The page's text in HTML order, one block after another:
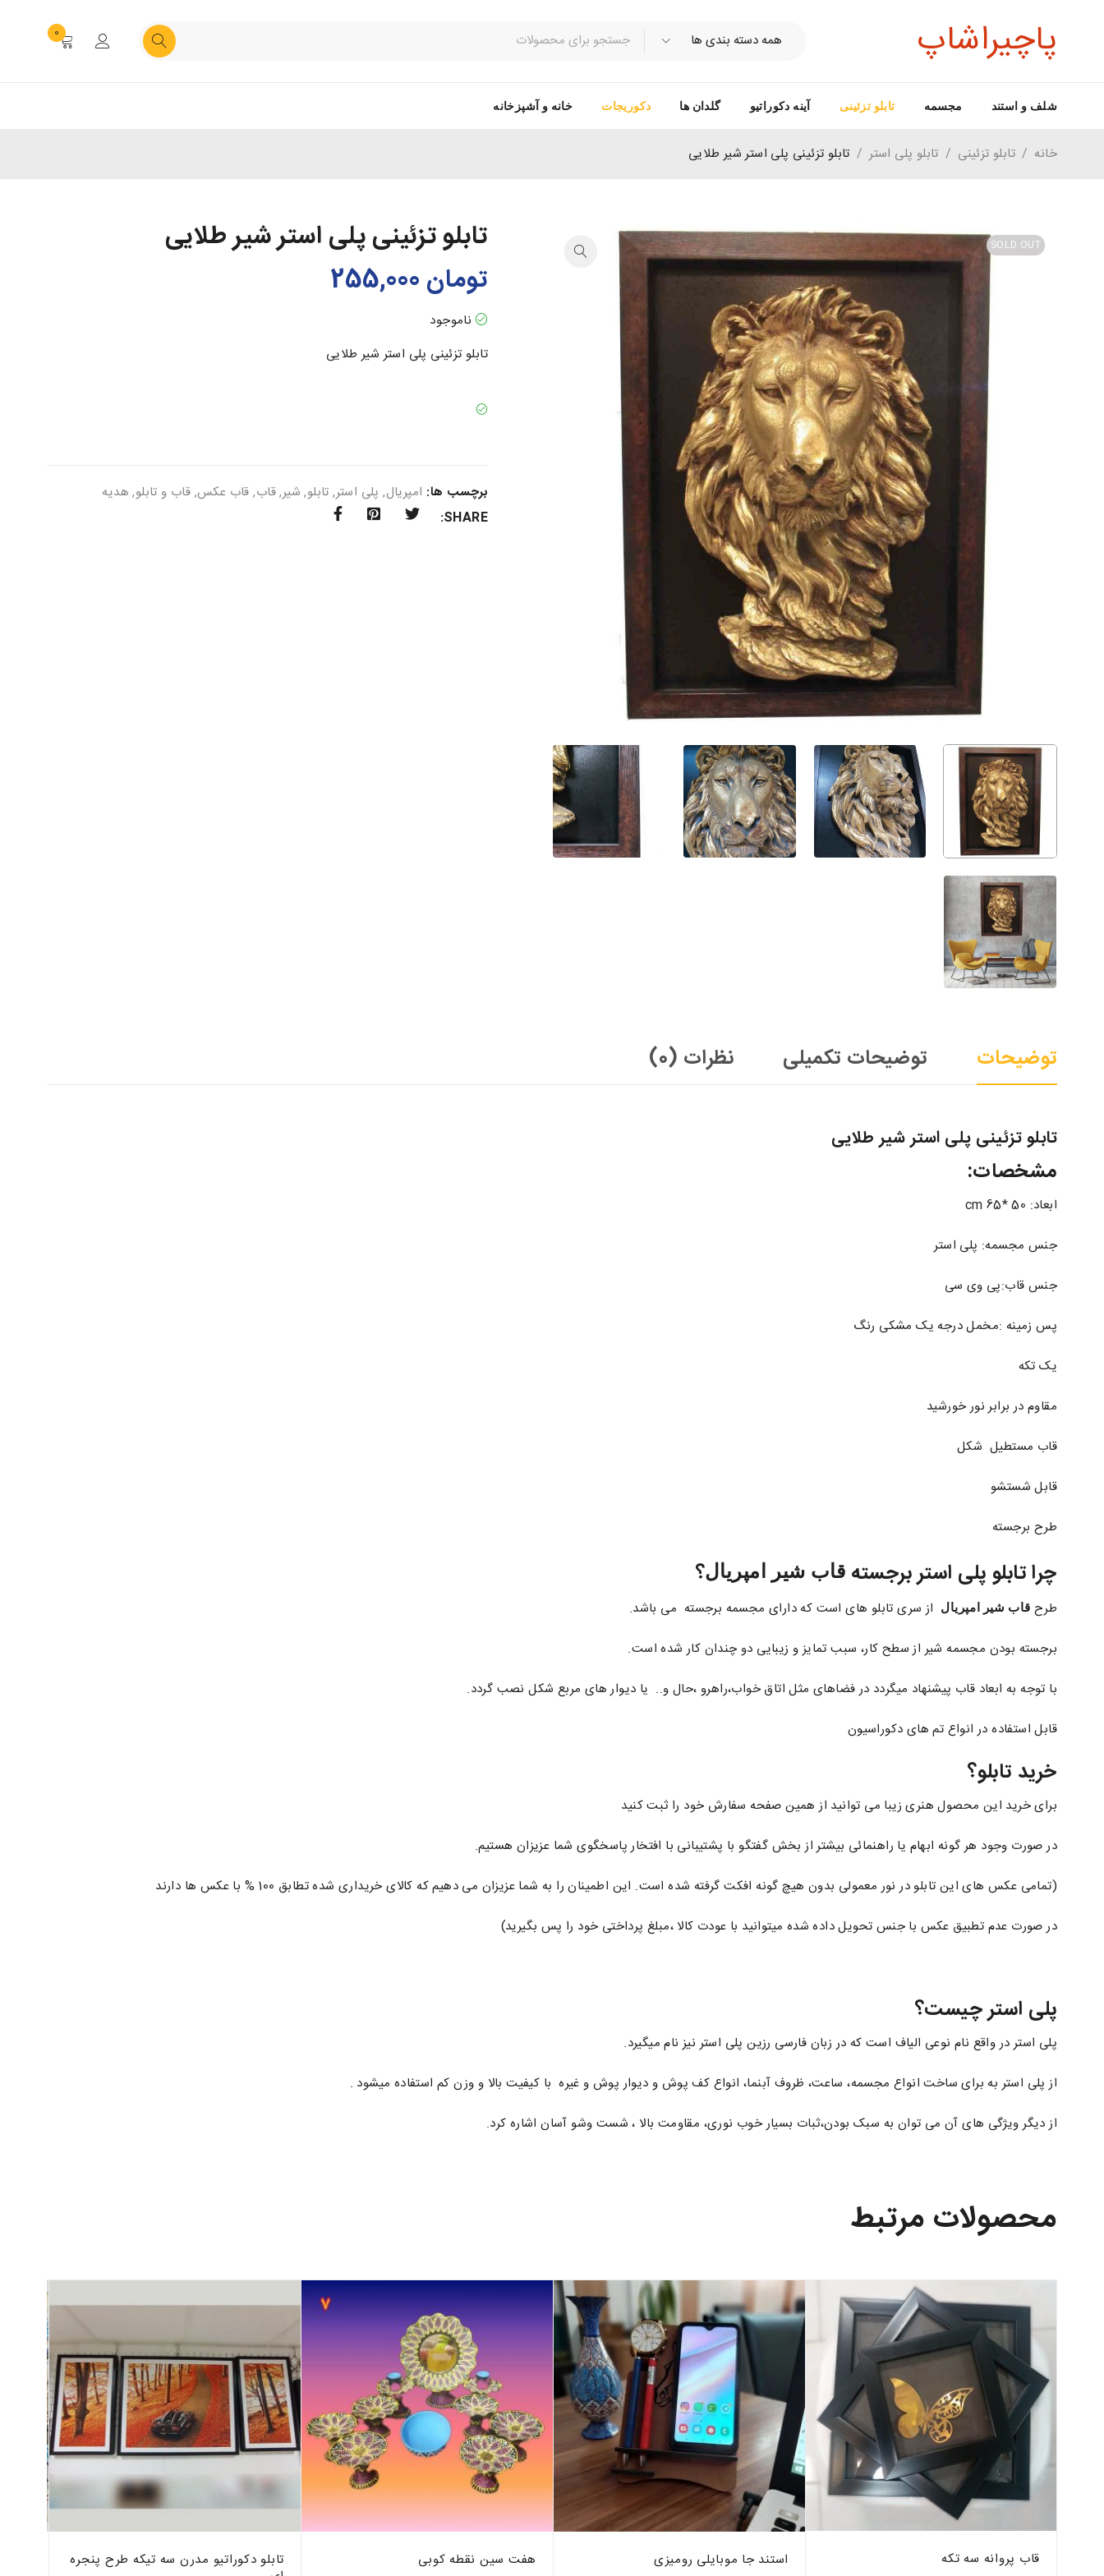
پاچیراشاپ 0
شلف و استند مجسمه تابلو تزئینی آینه دکوراتیو گلدان ها دکوریجات خانه و آشپزخانه
خانه / تابلو تزئینی / تابلو پلی استر / تابلو تزئینی پلی استر شیر طلایی
SOLD OUT
تابلو تزئینی پلی استر شیر طلایی
تومان
ناموجود
تابلو تزئینی پلی استر شیر طلایی
برچسب ها: امپریال, پلی استر, تابلو, شیر,قاب, قاب عکس, قاب و تابلو, هدیه
SHARE:
توضیحات توضیحات تکمیلی نظرات (0)
تابلو تزئینی پلی استر شیر طلایی
مشخصات:
ابعاد: 50 *65 cm
جنس مجسمه: پلی استر
جنس قاب:پی وی سی
پس زمینه :مخمل درجه یک مشکی رنگ
یک تکه
مقاوم در برابر نور خورشید
قاب مستطیل شکل
قابل شستشو
طرح برجسته
چرا تابلو پلی استر برجسته قاب شیر امپریال؟
طرح قاب شیر امپریال از سری تابلو های است که دارای مجسمه برجسته می باشد.
برجسته بودن مجسمه شیر از سطح کار، سبب تمایز و زیبایی دو چندان کار شده است.
با توجه به ابعاد قاب پیشنهاد میگردد در فضاهای مثل اتاق خواب،راهرو ،حال و.. یا دیوار های مربع شکل نصب گردد.
قابل استفاده در انواع تم های دکوراسیون
خرید تابلو؟
برای خرید این محصول هنری زیبا می توانید از همین صفحه سفارش خود را ثبت کنید
در صورت وجود هر گونه ابهام یا راهنمائی بیشتر از بخش گفتگو با پشتیبانی با افتخار پاسخگوی شما عزیزان هستیم.
(تمامی عکس های این تابلو در نور معمولی بدون هیچ گونه افکت گرفته شده است. این اطمینان را به شما عزیزان می دهیم که کالای خریداری شده تطابق 100 % با عکس ها دارند
در صورت عدم تطبیق عکس با جنس تحویل داده شده میتوانید با عودت کالا ،مبلغ پرداختی خود را پس بگیرید)
پلی استر چیست؟
پلی استر در واقع نام نوعی الیاف است که در زبان فارسی رزین پلی استر نیز نام میگیرد.
از پلی استر به برای ساخت انواع مجسمه، ساعت، ظروف آبنما، انواع کف پوش و دیوار پوش و غیره با کیفیت بالا و وزن کم استفاده میشود .
از دیگر ویژگی های آن می توان به سبک بودن،ثبات بسیار خوب نوری، مقاومت بالا ، شست وشو آسان اشاره کرد.
محصولات مرتبط
قاب پروانه سه تکه استند جا موبایلی رومیزی هفت سین نقطه کوبی
تابلو دکوراتیو مدرن سه تیکه طرح پنجره